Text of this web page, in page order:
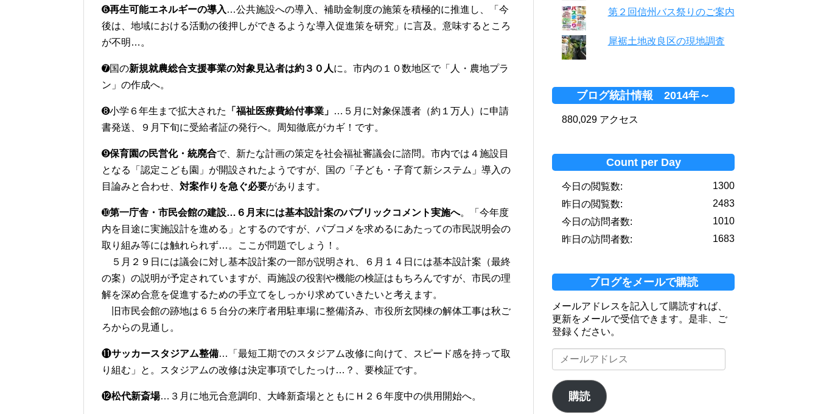
➏再生可能エネルギーの導入 …公共施設への導入、補助金制度の施策を積極的に推進し、「今
後は、地域における活動の後押しができるような導入促進策を研究」に言及。意味するところ
が不明…。
➐国の新規就農総合支援事業の対象見込者は約３０人に。市内の１０数地区で「人・農地プラ
ン」の作成へ。
➑小学６年生まで拡大された 「福祉医療費給付事業」 …５月に対象保護者（約１万人）に申請
書発送、９月下旬に受給者証の発行へ。周知徹底がカギ！です。
➒保育園の民営化・統廃合で、新たな計画の策定を社会福祉審議会に諮問。市内では４施設目
となる「認定こども園」が開設されたようですが、国の「子ども・子育て新システム」導入の
目論みと合わせ、 対案作りを急ぐ必要があります。
➓第一庁舎・市民会館の建設…６月末には基本設計案のパブリックコメント実施へ。「今年度
内を目途に実施設計を進める」とするのですが、パブコメを求めるにあたっての市民説明会の
取り組み等には触れられず…。ここが問題でしょう！。
５月２９日には議会に対し基本設計案の一部が説明され、６月１４日には基本設計案（最終
の案）の説明が予定されていますが、両施設の役割や機能の検証はもちろんですが、市民の理
解を深め合意を促進するための手立てをしっかり求めていきたいと考えます。
旧市民会館の跡地は６５台分の来庁者用駐車場に整備済み、市役所玄関棟の解体工事は秋ご
ろからの見通し。
⓫サッカースタジアム整備…「最短工期でのスタジアム改修に向けて、スピード感を持って取
り組む」と。スタジアムの改修は決定事項でしたっけ…？、要検証です。
⓬松代新斎場…３月に地元合意調印、大峰新斎場とともにＨ２６年度中の供用開始へ。
第２回信州バス祭りのご案内
犀裾土地改良区の現地調査
ブログ統計情報 2014年～
880,029 アクセス
Count per Day
1300
今日の閲覧数:
2483
昨日の閲覧数:
1010
今日の訪問者数:
1683
昨日の訪問者数:
ブログをメールで購読
メールアドレスを記入して購読すれば、
更新をメールで受信できます。是非、ご
登録ください。
メ
ー
ア
ド
購読